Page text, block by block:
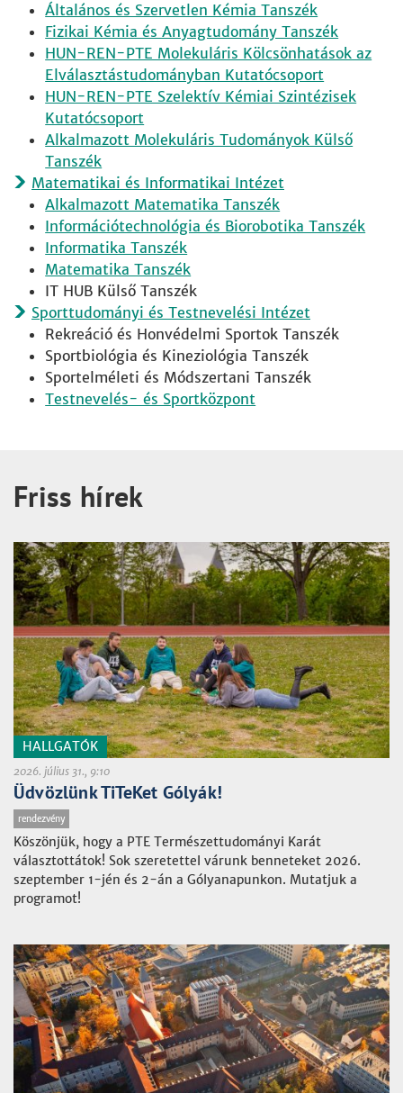
Általános és Szervetlen Kémia Tanszék
Fizikai Kémia és Anyagtudomány Tanszék
HUN-REN-PTE Molekuláris Kölcsönhatások az
Elválasztástudományban Kutatócsoport
HUN-REN-PTE Szelektív Kémiai Szintézisek
Kutatócsoport
Alkalmazott Molekuláris Tudományok Külső
Tanszék
Matematikai és Informatikai Intézet
Alkalmazott Matematika Tanszék
Információtechnológia és Biorobotika Tanszék
Informatika Tanszék
Matematika Tanszék
IT HUB Külső Tanszék
Sporttudományi és Testnevelési Intézet
Rekreáció és Honvédelmi Sportok Tanszék
Sportbiológia és Kineziológia Tanszék
Sportelméleti és Módszertani Tanszék
Testnevelés- és Sportközpont
Friss hírek
HALLGATÓK
2026. július 31., 9:10
Üdvözlünk TiTeKet Gólyák!
rendezvény
Köszönjük, hogy a PTE Természettudományi Karát
választottátok! Sok szeretettel várunk benneteket 2026.
szeptember 1-jén és 2-án a Gólyanapunkon. Mutatjuk a
programot!